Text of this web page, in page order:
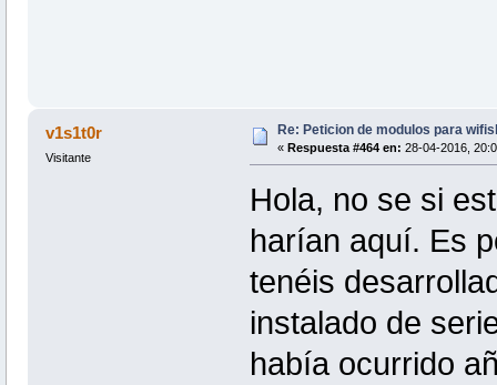
v1s1t0r
Visitante
Re: Peticion de modulos para
« Respuesta #464 en: 28-04-2016,
Hola, no se si
harían aquí. Es
tenéis
instalado de
había ocurrido